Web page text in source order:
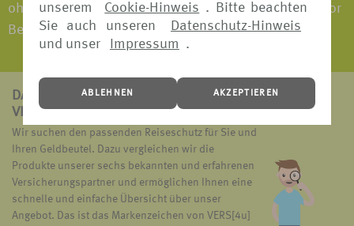
unserem
Cookie-Hinweis . Bitte beachten
Sie auch unseren
Datenschutz-Hinweis
und unser
Impressum .
ABLEHNEN AKZEPTIEREN
ohne Reiserücktritts-Versicherung können jederzeit vor
Beginn der Reise gebucht werden.
DAS ZEICHNET
VERS[4U] AUS:
Wir suchen den passenden Reiseschutz für Sie und
Ihren Geldbeutel. Dazu vergleichen wir die
Produkte unserer sechs bekannten und erfahrenen
Versicherungspartner und ermöglichen Ihnen eine
schnelle und einfache Übersicht über unser
Angebot. Das ist das Markenzeichen von VERS[4u]